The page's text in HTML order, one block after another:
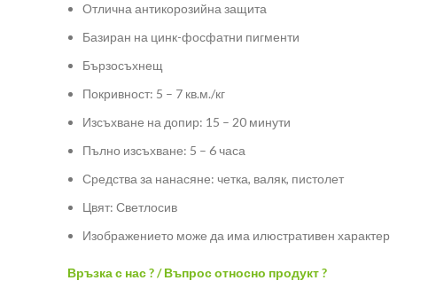
Отлична антикорозийна защита
Базиран на цинк-фосфатни пигменти
Бързосъхнещ
Покривност: 5 – 7 кв.м./кг
Изсъхване на допир: 15 – 20 минути
Пълно изсъхване: 5 – 6 часа
Средства за нанасяне: четка, валяк, пистолет
Цвят: Светлосив
Изображението може да има илюстративен характер
Връзка с нас ? / Въпрос относно продукт ?